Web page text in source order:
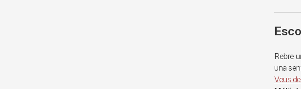
Rebre
una
Veus